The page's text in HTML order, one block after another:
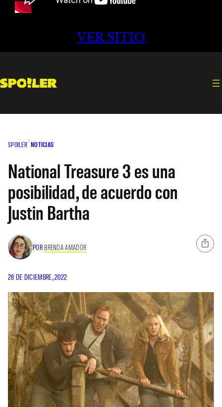
VER SITIO
SPOILER NOTICIAS
National Treasure 3 es una
posibilidad, de acuerdo con
Justin Bartha
POR BRENDA AMADOR
28 DE DICIEMBRE, 2022